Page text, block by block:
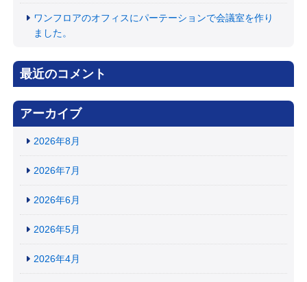
ワンフロアのオフィスにパーテーションで会議室を作り
ました。
最近のコメント
アーカイブ
2026年8月
2026年7月
2026年6月
2026年5月
2026年4月